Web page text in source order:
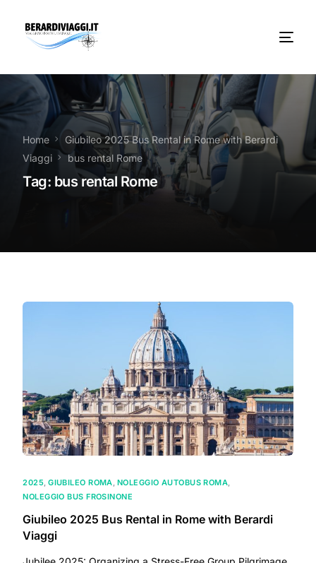
Home
Giubileo 2025 Bus Rental in Rome with Berardi
Viaggi
bus rental Rome
Tag: bus rental Rome
2025,GIUBILEO ROMA, NOLEGGIO AUTOBUS ROMA,
NOLEGGIO BUS FROSINONE
Giubileo 2025 Bus Rental in Rome with Berardi
Viaggi
Chi Siamo
Noleggio
Autobus servizi
Vacanze Viaggi Frosinone